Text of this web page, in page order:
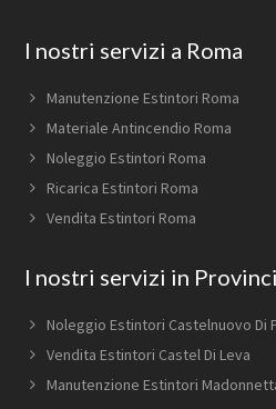
Footer
I nostri servizi a Roma
Manutenzione Estintori Roma
Materiale Antincendio Roma
Noleggio Estintori Roma
Ricarica Estintori Roma
Vendita Estintori Roma
I nostri servizi in
Noleggio Estintori Castelnuovo Di
Vendita Estintori Castel Di Leva
Manutenzione Estintori